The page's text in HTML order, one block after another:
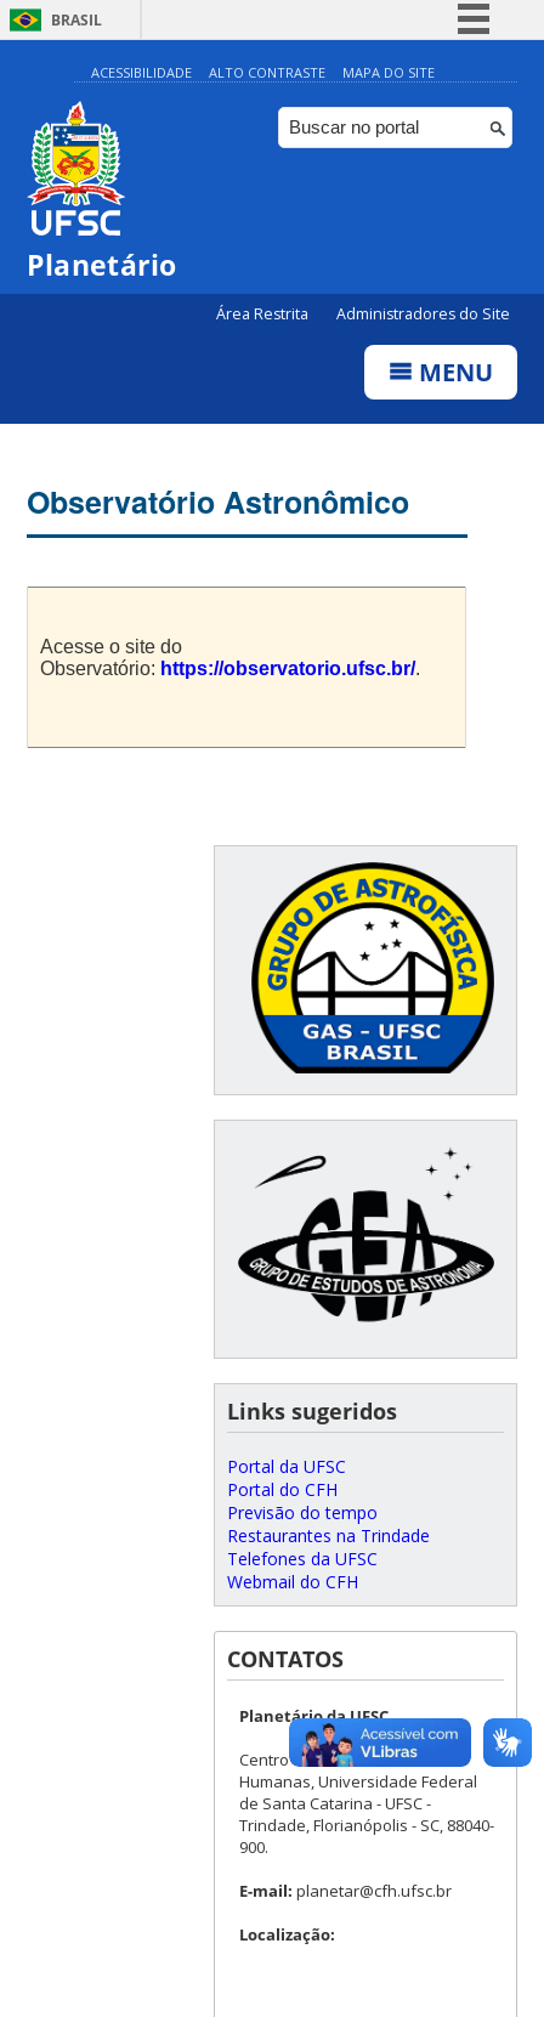
BRASIL
Simplifique!
Comunica BR
Participe
ACESSIBILIDADE ALTO CONTRASTE MAPA DO SITE
Planetário
Área Restrita Administradores do Site
MENU
Observatório Astronômico
Acesse o site do
Observatório: https://observatorio.ufsc.br/.
Links sugeridos
Portal da UFSC
Portal do CFH
Previsão do tempo
Restaurantes na Trindade
Telefones da UFSC
Webmail do CFH
CONTATOS
Planetário da UFSC
Centro de Filosofia e Ciências
Humanas, Universidade Federal
de Santa Catarina - UFSC -
Trindade, Florianópolis - SC, 88040-
900.
E-mail: planetar@cfh.ufsc.br
Localização: